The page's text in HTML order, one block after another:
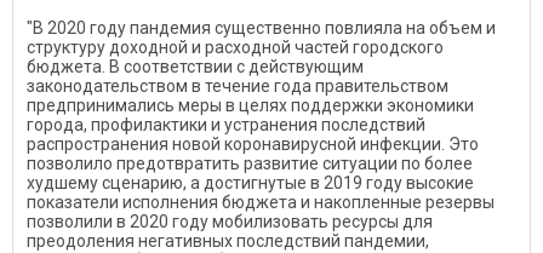
"В 2020 году пандемия существенно повлияла на объем и
структуру доходной и расходной частей городского
бюджета. В соответствии с действующим
законодательством в течение года правительством
предпринимались меры в целях поддержки экономики
города, профилактики и устранения последствий
распространения новой коронавирусной инфекции. Это
позволило предотвратить развитие ситуации по более
худшему сценарию, а достигнутые в 2019 году высокие
показатели исполнения бюджета и накопленные резервы
позволили в 2020 году мобилизовать ресурсы для
преодоления негативных последствий пандемии,